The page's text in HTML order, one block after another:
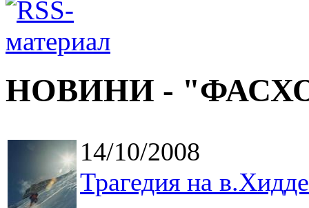
НОВИНИ -
14/10/2008
Трагедия на